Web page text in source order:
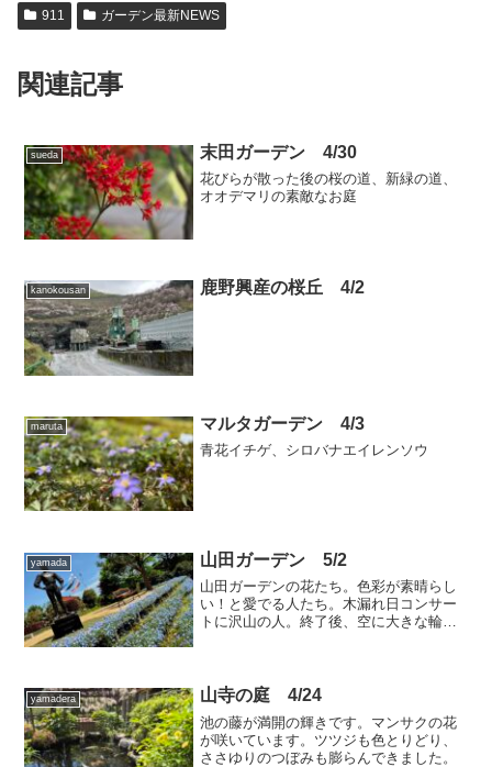
911 ガーデン最新NEWS
関連記事
sueda 末田ガーデン 4/30
花びらが散った後の桜の道、新緑の道、
オオデマリの素敵なお庭
kanokousan 鹿野興産の桜丘 4/2
maruta マルタガーデン 4/3
青花イチゲ、シロバナエイレンソウ
yamada 山田ガーデン 5/2
山田ガーデンの花たち。色彩が素晴らし
い！と愛でる人たち。木漏れ日コンサー
トに沢山の人。終了後、空に大きな輪、
yamadera 山寺の庭 4/24
池の藤が満開の輝きです。マンサクの花
が咲いています。ツツジも色とりどり、
ささゆりのつぼみも膨らんできました。